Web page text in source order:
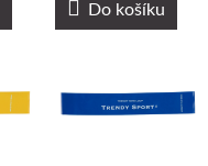
Do košíku